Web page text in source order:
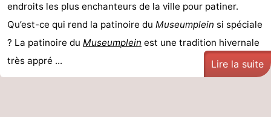
endroits les plus enchanteurs de la ville pour patiner.
Qu’est-ce qui rend la patinoire du Museumplein si spéciale
? La patinoire du Museumplein est une tradition hivernale
très appré ...
Lire la suite